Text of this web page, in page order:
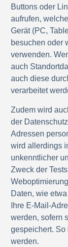
Buttons oder
aufrufen,
Gerät (PC,
besuchen oder
verwenden.
auch
auch diese
verarbeitet
Zudem wird
der
Adressen
wird allerdings
unkenntlicher
Zweck der
Daten, wie
Ihre E-Mail-
werden, sofern
gespeichert.
werden.